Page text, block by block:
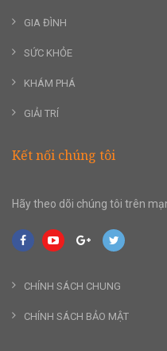
GIA ĐÌNH
SỨC KHỎE
KHÁM PHÁ
GIẢI TRÍ
Kết nối chúng tôi
Hãy theo dõi chúng tôi trên
CHÍNH SÁCH CHUNG
CHÍNH SÁCH BẢO MẬT